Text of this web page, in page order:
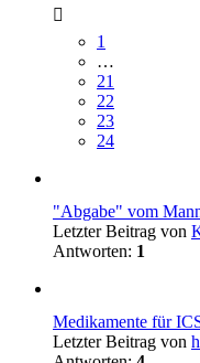
1
…
21
22
23
24
"Abgabe" vom
Letzter Beitrag von
Antworten: 1
Medikamente für
Letzter Beitrag von